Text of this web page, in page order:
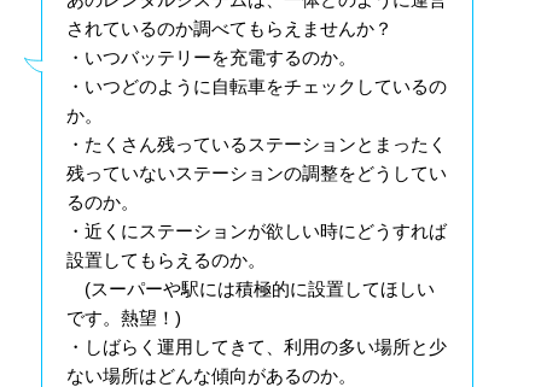
されているのか調べてもらえませんか？
・いつバッテリーを充電するのか。
・いつどのように自転車をチェックしているの
か。
・たくさん残っているステーションとまったく
残っていないステーションの調整をどうしてい
るのか。
・近くにステーションが欲しい時にどうすれば
設置してもらえるのか。
(スーパーや駅には積極的に設置してほしい
です。熱望！)
・しばらく運用してきて、利用の多い場所と少
ない場所はどんな傾向があるのか。